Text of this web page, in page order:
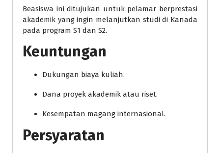
Beasiswa ini ditujukan untuk pelamar berprestasi
akademik yang ingin melanjutkan studi di Kanada
pada program S1 dan S2.
Keuntungan
Dukungan biaya kuliah.
Dana proyek akademik atau riset.
Kesempatan magang internasional.
Persyaratan